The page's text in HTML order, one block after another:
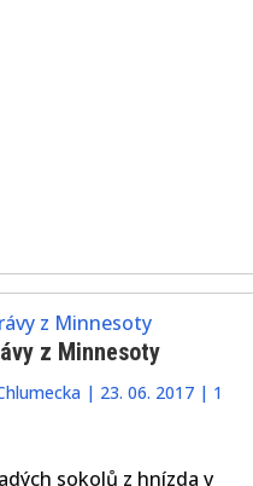
z Minnesoty
| 23. 06. 2017| 1
sokolů z hnízda v